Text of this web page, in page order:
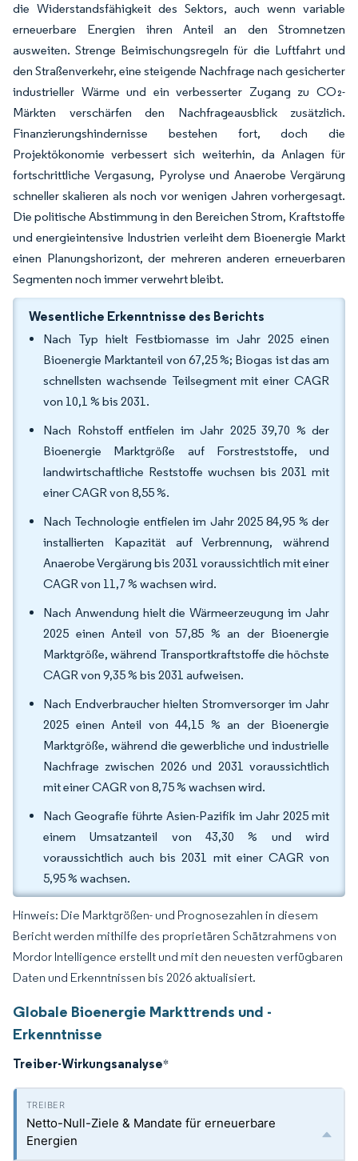
die Widerstandsfähigkeit des Sektors, auch wenn variable
erneuerbare Energien ihren Anteil an den Stromnetzen
ausweiten. Strenge Beimischungsregeln für die Luftfahrt und
den Straßenverkehr, eine steigende Nachfrage nach gesicherter
industrieller Wärme und ein verbesserter Zugang zu CO₂-
Märkten verschärfen den Nachfrageausblick zusätzlich.
Finanzierungshindernisse bestehen fort, doch die
Projektökonomie verbessert sich weiterhin, da Anlagen für
fortschrittliche Vergasung, Pyrolyse und Anaerobe Vergärung
schneller skalieren als noch vor wenigen Jahren vorhergesagt.
Die politische Abstimmung in den Bereichen Strom, Kraftstoffe
und energieintensive Industrien verleiht dem Bioenergie Markt
einen Planungshorizont, der mehreren anderen erneuerbaren
Segmenten noch immer verwehrt bleibt.
Wesentliche Erkenntnisse des Berichts
Nach Typ hielt Festbiomasse im Jahr 2025 einen
Bioenergie Marktanteil von 67,25 %; Biogas ist das am
schnellsten wachsende Teilsegment mit einer CAGR
von 10,1 % bis 2031.
Nach Rohstoff entfielen im Jahr 2025 39,70 % der
Bioenergie Marktgröße auf Forstreststoffe, und
landwirtschaftliche Reststoffe wuchsen bis 2031 mit
einer CAGR von 8,55 %.
Nach Technologie entfielen im Jahr 2025 84,95 % der
installierten Kapazität auf Verbrennung, während
Anaerobe Vergärung bis 2031 voraussichtlich mit einer
CAGR von 11,7 % wachsen wird.
Nach Anwendung hielt die Wärmeerzeugung im Jahr
2025 einen Anteil von 57,85 % an der Bioenergie
Marktgröße, während Transportkraftstoffe die höchste
CAGR von 9,35 % bis 2031 aufweisen.
Nach Endverbraucher hielten Stromversorger im Jahr
2025 einen Anteil von 44,15 % an der Bioenergie
Marktgröße, während die gewerbliche und industrielle
Nachfrage zwischen 2026 und 2031 voraussichtlich
mit einer CAGR von 8,75 % wachsen wird.
Nach Geografie führte Asien-Pazifik im Jahr 2025 mit
einem Umsatzanteil von 43,30 % und wird
voraussichtlich auch bis 2031 mit einer CAGR von
5,95 % wachsen.
Hinweis: Die Marktgrößen- und Prognosezahlen in diesem
Bericht werden mithilfe des proprietären Schätzrahmens von
Mordor Intelligence erstellt und mit den neuesten verfügbaren
Daten und Erkenntnissen bis 2026 aktualisiert.
Globale Bioenergie Markttrends und -
Erkenntnisse
Treiber-Wirkungsanalyse*
Netto-Null-Ziele & Mandate für erneuerbare
Energien